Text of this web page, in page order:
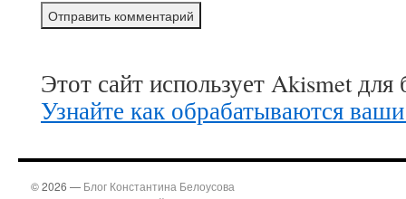
Этот сайт использует Akismet
Узнайте как обрабатываются
© 2026 — Блог Константина Белоусова